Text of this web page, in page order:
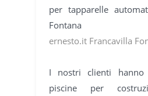
per tapparelle
Fontana
ernesto.it Francavilla
I nostri clienti
piscine per